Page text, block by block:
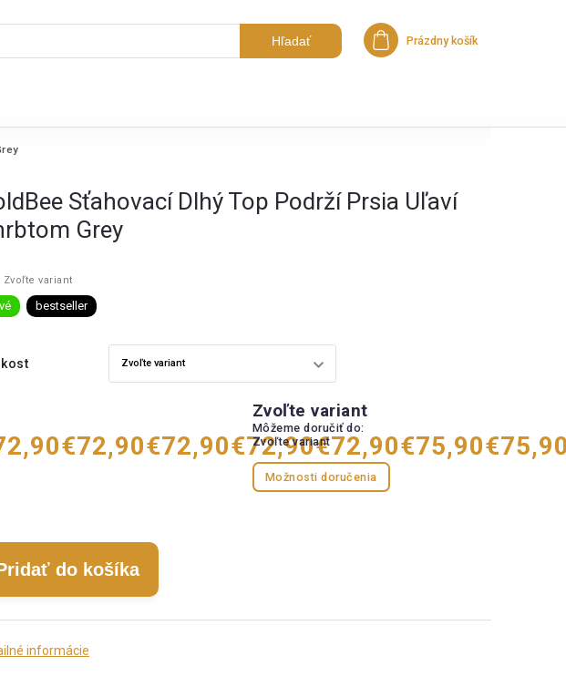
Hľadať Nákupný košík
Prázdny košík
Sťahovací Dlhý Top Podrží Prsia Uľaví
Grey
Zvoľte variant
bestseller
€72,90€72,90€72,90€72,90€75,90
Zvoľte variant
Môžeme doručiť do:
Zvoľte variant
Možnosti doručenia
do košíka
informácie